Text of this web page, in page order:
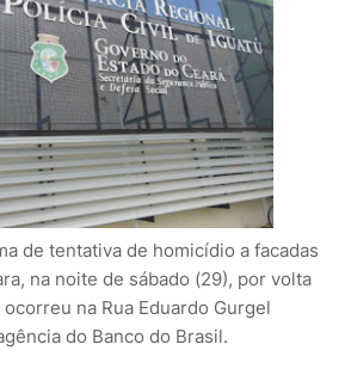
de tentativa de homicídio a facadas
na noite de sábado (29), por volta
na Rua Eduardo Gurgel
do Banco do Brasil.